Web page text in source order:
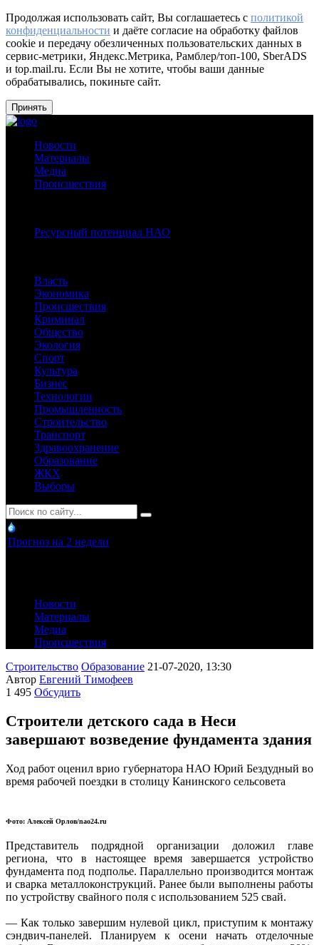
Продолжая использовать сайт, Вы соглашаетесь с политикой
конфиденциальности и даёте согласие на обработку файлов
cookie и передачу обезличенных пользовательских данных в
сервис-метрики, Яндекс.Метрика, Рамблер/топ-100, SberADS
и top.mail.ru. Если Вы не хотите, чтобы ваши данные
обрабатывались, покиньте сайт.
Принять
Новости
Материалы
Медиа
Происшествия
Ресурсный потенциал НАО
Власть
Экономика
Происшествия
Криминал
Общество
Экология
Спорт
Культура
Бизнес
Технологии
Промышленность
Строительство
Транспорт
Здравоохранение
Образование
ЖКХ
Выборы
Прогноз на 2 недели
Новости
Материалы
Медиа
Происшествия
Строительство Образование 21-07-2020, 13:30
Автор Евгений Тимофеев
1 495 Обсудить
Строители детского сада в Неси
завершают возведение фундамента здания
Ход работ оценил врио губернатора НАО Юрий Бездудный во
время рабочей поездки в столицу Канинского сельсовета
Фото: Алексей Орлов/nao24.ru
Представитель подрядной организации доложил главе
региона, что в настоящее время завершается устройство
фундамента под подполье. Параллельно производится монтаж
и сварка металлоконструкций. Ранее были выполнены работы
по устройству свайного поля с использованием 525 свай.
— Как только завершим нулевой цикл, приступим к монтажу
сэндвич-панелей. Планируем к осени начать отделочные